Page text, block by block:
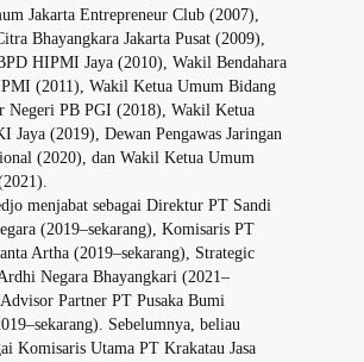
Jakarta Entrepreneur Club (2007),
Bhayangkara Jakarta Pusat (2009),
HIPMI Jaya (2010), Wakil Bendahara
(2011), Wakil Ketua Umum Bidang
Negeri PB PGI (2018), Wakil Ketua
Jaya (2019), Dewan Pengawas Jaringan
(2020), dan Wakil Ketua Umum
menjabat sebagai Direktur PT Sandi
(2019–sekarang), Komisaris PT
Artha (2019–sekarang), Strategic
Negara Bhayangkari (2021–
Partner PT Pusaka Bumi
Sebelumnya, beliau
Komisaris Utama PT Krakatau Jasa